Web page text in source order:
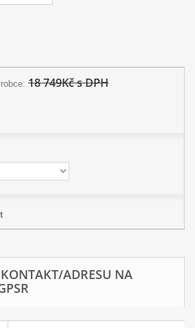
18 749Kč s DPH
ADRESU NA